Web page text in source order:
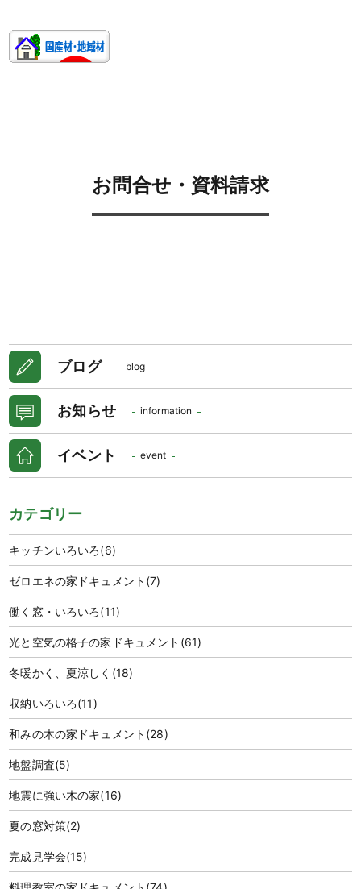
お問合せ・資料請求
ブログ blog
お知らせ information
イベント event
カテゴリー
キッチンいろいろ(6)
ゼロエネの家ドキュメント (7)
働く窓・いろいろ(11)
光と空気の格子の家ドキュメント (61)
冬暖かく、夏涼しく (18)
収納いろいろ(11)
和みの木の家ドキュメント (28)
地盤調査(5)
地震に強い木の家(16)
夏の窓対策(2)
完成見学会(15)